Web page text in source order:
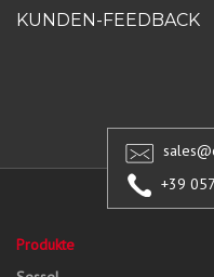
KUNDEN-FEEDBACK
+39
Produkte